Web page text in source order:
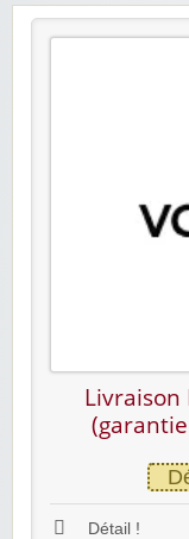
Livraison
Détail !